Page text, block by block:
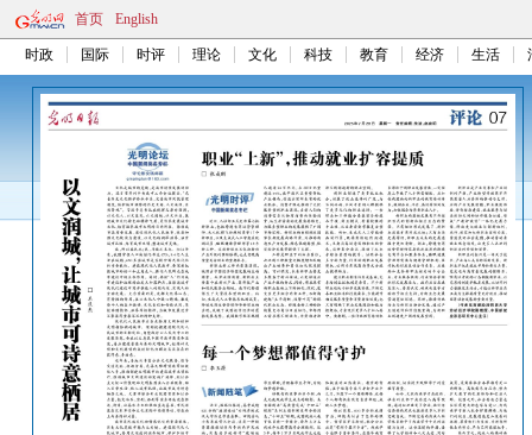
首页 English
时政 国际 时评 理论 文化 科技 教育 经济 生活